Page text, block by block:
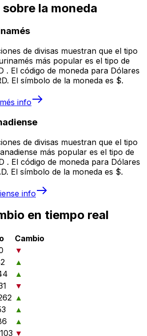
la moneda
de divisas muestran que el tipo
más popular es el tipo de
. El código de moneda para Dólares
El símbolo de la moneda es $.
info
de divisas muestran que el tipo
más popular es el tipo de
. El código de moneda para Dólares
El símbolo de la moneda es $.
info
en tiempo real
Cambio
▼
▲
▲
▼
▲
▲
▲
▼